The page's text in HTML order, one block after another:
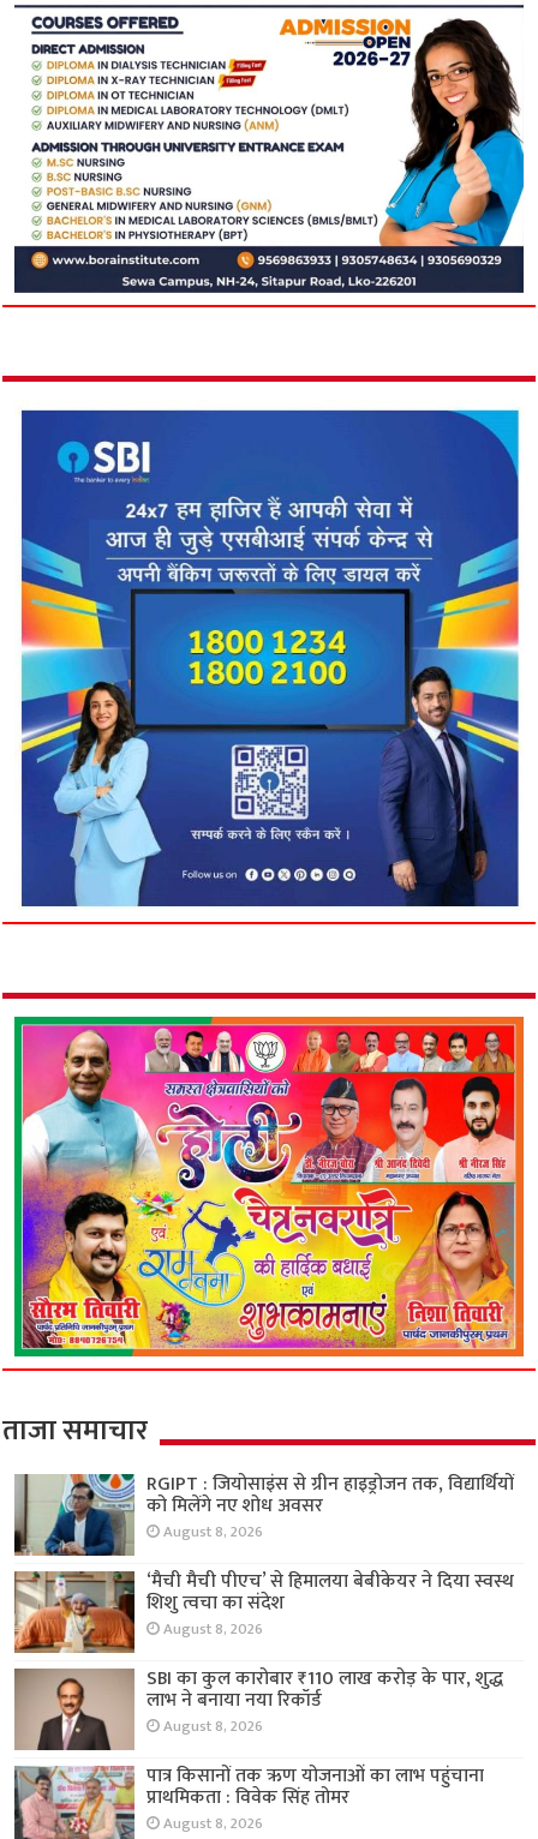
ताजा समाचार
RGIPT : जियोसाइंस से ग्रीन हाइड्रोजन तक, विद्यार्थियों
को मिलेंगे नए शोध अवसर
August 8, 2026
‘मैची मैची पीएच’ से हिमालया बेबीकेयर ने दिया स्वस्थ
शिशु त्वचा का संदेश
August 8, 2026
SBI का कुल कारोबार ₹110 लाख करोड़ के पार, शुद्ध
लाभ ने बनाया नया रिकॉर्ड
August 8, 2026
पात्र किसानों तक ऋण योजनाओं का लाभ पहुंचाना
प्राथमिकता : विवेक सिंह तोमर
August 8, 2026